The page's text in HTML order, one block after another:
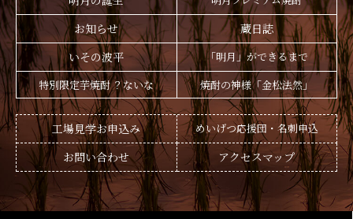
お知らせ
蔵日誌
いその波平
「明月」ができるまで
特別限定芋焼酎 ？ないな
焼酎の神様「金松法然」
工場見学お申込み めいげつ応援団・名刺申込
お問い合わせ アクセスマップ